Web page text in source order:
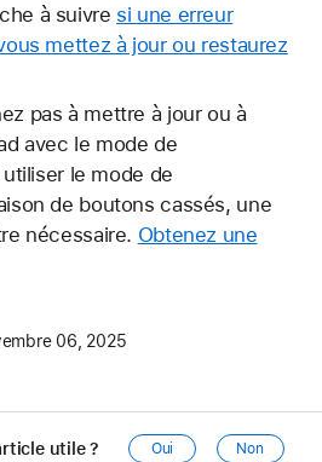
à suivre si une erreur
mettez à jour ou restaurez
pas à mettre à jour ou à
avec le mode de
le mode de
de boutons cassés, une
nécessaire. Obtenez une
06, 2025
utile ? Oui Non